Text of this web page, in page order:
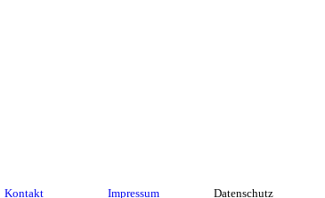
Kontakt Impressum Datenschutz